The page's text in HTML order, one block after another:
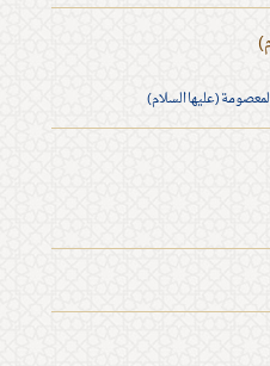
(عليها السلام)